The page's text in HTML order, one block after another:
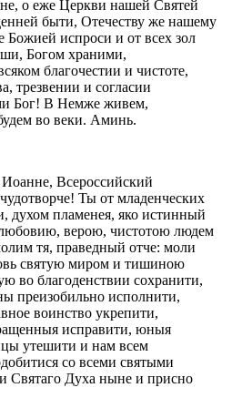
о еже Церкви нашей Святей
быти, Отечеству же нашему
испроси и от всех зол
Богом храними,
благочестии и чистоте,
трезвении и согласии
Бог! В Немже живем,
во веки. Аминь.
Всероссийский
Ты от младенческих
духом пламенея, яко истинный
верою, чистотою людем
тя, праведный отче: моли
святую миром и тишиною
во благоденствии сохранити,
преизобильно исполнити,
воинство укрепити,
исправити, юныя
утешити и нам всем
со всеми святыми
Святаго Духа ныне и присно